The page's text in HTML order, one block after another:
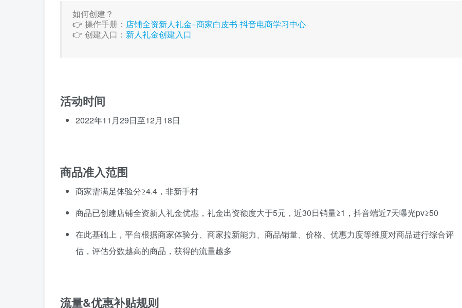
如何创建？
👉 操作手册： 店铺全资新人礼金–商家白皮书-抖音电商学习中心
👉 创建入口： 新人礼金创建入口
活动时间
2022年11月29日至12月18日
商品准入范围
商家需满足体验分≥4.4，非新手村
商品已创建店铺全资新人礼金优惠，礼金出资额度大于5元，近30日销量≥1，抖音端近7天曝光pv≥50
在此基础上，平台根据商家体验分、商家拉新能力、商品销量、价格、优惠力度等维度对商品进行综合评
估，评估分数越高的商品，获得的流量越多
流量&优惠补贴规则